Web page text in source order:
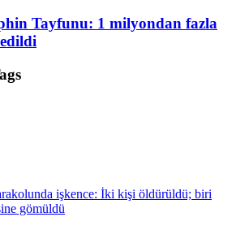
Tayfunu: 1 milyondan fazla